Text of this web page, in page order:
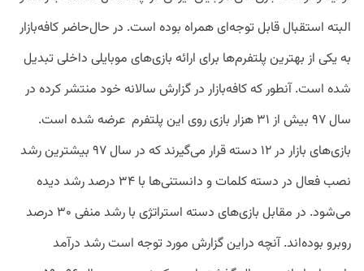
البته استقبال قابل‌ توجه‌ای همراه بوده است. در حال‌حاضر کافه‌بازار
به یکی از بهترین پلتفرم‌ها برای ارائه بازی‌های موبایلی داخلی تبدیل
شده است. آنطور که کافه‌بازار در گزارش سالانه خود منتشر کرده در
سال ۹۷ بیش از ۳۱ هزار بازی روی این پلتفرم عرضه شده است.
بازی‌های بازار در ۱۲ دسته قرار می‌گیرند که در سال ۹۷ بیشترین رشد
نصب فعال در دسته کلمات و دانستنی‌ها با ۳۴ درصد رشد دیده‌
می‌شود. در مقابل بازی‌های دسته استراتژی با رشد منفی ۳۰ درصد
روبرو بوده‌اند. آنچه دراین گزارش مورد توجه است رشد درآمد